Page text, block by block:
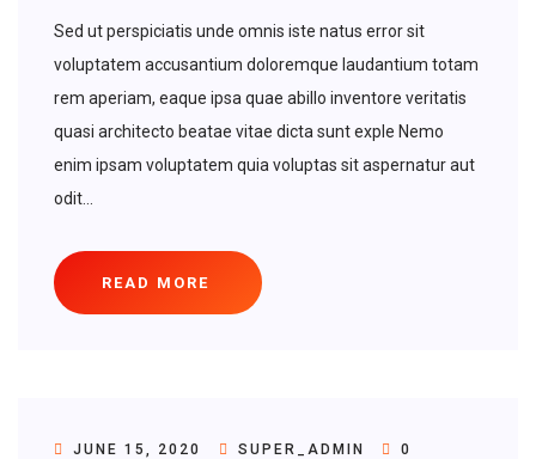
Sed ut perspiciatis unde omnis iste natus error sit
voluptatem accusantium doloremque laudantium totam
rem aperiam, eaque ipsa quae abillo inventore veritatis
quasi architecto beatae vitae dicta sunt exple Nemo
enim ipsam voluptatem quia voluptas sit aspernatur aut
odit...
READ MORE
JUNE 15, 2020 SUPER_ADMIN
0